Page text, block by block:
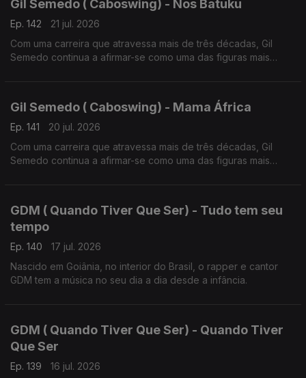
Gil Semedo ( Caboswing) - Nos Batuku
Ep. 142
21 jul. 2026
Com uma carreira que atravessa mais de três décadas, Gil
Semedo continua a afirmar-se como uma das figuras mais
Gil Semedo ( Caboswing) - Mama África
Ep. 141
20 jul. 2026
Com uma carreira que atravessa mais de três décadas, Gil
Semedo continua a afirmar-se como uma das figuras mais
GDM ( Quando Tiver Que Ser) - Tudo tem seu
tempo
Ep. 140
17 jul. 2026
Nascido em Goiânia, no interior do Brasil, o rapper e cantor
GDM tem a música no seu dia a dia desde a infância.
GDM ( Quando Tiver Que Ser) - Quando Tiver
Que Ser
Ep. 139
16 jul. 2026